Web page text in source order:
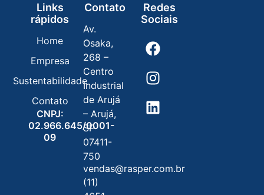
Links
rápidos
Home
Empresa
Sustentabilidade
Contato
CNPJ:
02.966.645/0001-
09
Contato
Av.
Osaka,
268 –
Centro
Industrial
de Arujá
– Arujá,
SP
07411-
750
vendas@rasper.com.br
(11)
Redes
Sociais